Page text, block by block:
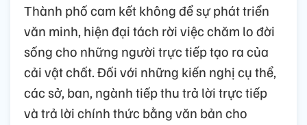
Thành phố cam kết không để sự phát triển
văn minh, hiện đại tách rời việc chăm lo đời
sống cho những người trực tiếp tạo ra của
cải vật chất. Đối với những kiến nghị cụ thể,
các sở, ban, ngành tiếp thu trả lời trực tiếp
và trả lời chính thức bằng văn bản cho